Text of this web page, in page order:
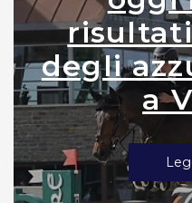
degli
a